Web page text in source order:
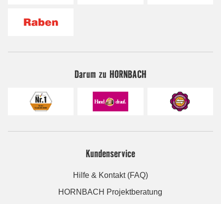
Darum zu HORNBACH
Kundenservice
Hilfe & Kontakt (FAQ)
HORNBACH Projektberatung